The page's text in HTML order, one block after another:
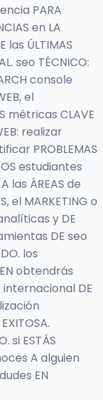
PARA
en LA
las ÚLTIMAS
seo TÉCNICO:
console
el
métricas CLAVE
realizar
PROBLEMAS
estudiantes
las ÁREAS de
el MARKETING o
y DE
DE seo
los
obtendrás
internacional DE
si ESTÁS
A alguien
EN